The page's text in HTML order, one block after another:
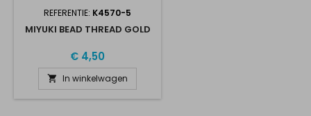
REFERENTIE: K4570-5
MIYUKI BEAD THREAD GOLD
€ 4,50
 In winkelwagen